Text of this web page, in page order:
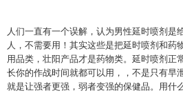
人们一直有一个误解，认为男性延时喷剂是
人，不需要用！ 其实这些是把延时喷剂和药
用品类，壮阳产品才是药物类。 延时喷剂正
长你的作战时间就都可以用，，不是只有早
就是让强者更强，弱者变强的保健品。用什